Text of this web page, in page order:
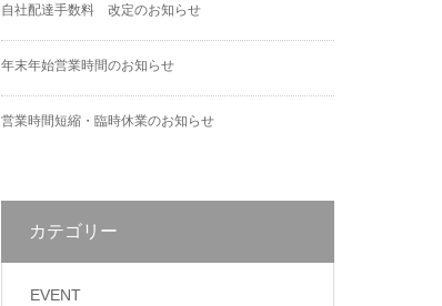
自社配達手数料 改定のお知らせ
年末年始営業時間のお知らせ
営業時間短縮・臨時休業のお知らせ
カテゴリー
EVENT